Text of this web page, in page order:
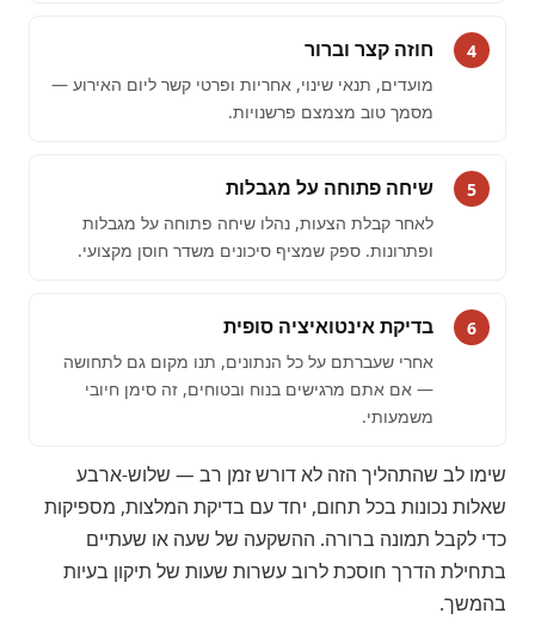
4 חוזה קצר וברור
מועדים, תנאי שינוי, אחריות ופרטי קשר ליום האירוע —
מסמך טוב מצמצם פרשנויות.
5 שיחה פתוחה על מגבלות
לאחר קבלת הצעות, נהלו שיחה פתוחה על מגבלות
ופתרונות. ספק שמציף סיכונים משדר חוסן מקצועי.
6 בדיקת אינטואיציה סופית
אחרי שעברתם על כל הנתונים, תנו מקום גם לתחושה
— אם אתם מרגישים בנוח ובטוחים, זה סימן חיובי
משמעותי.
שימו לב שהתהליך הזה לא דורש זמן רב — שלוש-ארבע
שאלות נכונות בכל תחום, יחד עם בדיקת המלצות, מספיקות
כדי לקבל תמונה ברורה. ההשקעה של שעה או שעתיים
בתחילת הדרך חוסכת לרוב עשרות שעות של תיקון בעיות
בהמשך.